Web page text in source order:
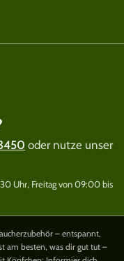
oder nutze unser
Uhr, Freitag von 09:00 bis
– entspannt,
am besten, was dir gut tut –